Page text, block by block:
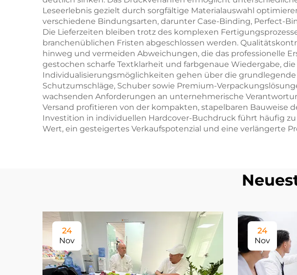
Leseerlebnis gezielt durch sorgfältige Materialauswahl
verschiedene Bindungsarten, darunter Case-Binding, Perfect-
Die Lieferzeiten bleiben trotz des komplexen
branchenüblichen Fristen abgeschlossen werden.
hinweg und vermeiden Abweichungen, die das professionelle
gestochen scharfe Textklarheit und farbgenaue Wiedergabe,
Individualisierungsmöglichkeiten gehen über die
Schutzumschläge, Schuber sowie Premium-
wachsenden Anforderungen an unternehmerische
Versand profitieren von der kompakten, stapelbaren Bauweise
Investition in individuellen Hardcover-Buchdruck führt häufig
Wert, ein gesteigertes Verkaufspotenzial und eine verlängerte
24
Nov
24
Nov